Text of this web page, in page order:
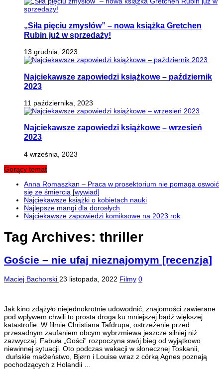
„Siła pięciu zmysłów” – nowa książka Gretchen
Rubin już w sprzedaży!
13 grudnia, 2023
Najciekawsze zapowiedzi książkowe – październik
2023
11 października, 2023
Najciekawsze zapowiedzi książkowe – wrzesień
2023
4 września, 2023
Gorący temat
Anna Romaszkan – Praca w prosektorium nie pomaga oswoić
się ze śmiercią [wywiad]
Najciekawsze książki o kobietach nauki
Najlepsze mangi dla dorosłych
Najciekawsze zapowiedzi komiksowe na 2023 rok
Tag Archives: thriller
Goście – nie ufaj nieznajomym [recenzja]
Maciej Bachorski 23 listopada, 2022 Filmy 0
Jak kino zdążyło niejednokrotnie udowodnić, znajomości zawierane
pod wpływem chwili to prosta droga ku mniejszej bądź większej
katastrofie. W filmie Christiana Tafdrupa, ostrzeżenie przed
przesadnym zaufaniem obcym wybrzmiewa jeszcze silniej niż
zazwyczaj. Fabuła „Gości” rozpoczyna swój bieg od wyjątkowo
niewinnej sytuacji. Oto podczas wakacji w słonecznej Toskanii,
duńskie małżeństwo, Bjørn i Louise wraz z córką Agnes poznają
pochodzących z Holandii …